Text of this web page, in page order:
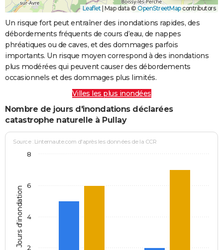
Leaflet | Map data © OpenStreetMapcontributors
Un risque fort peut entraîner des inondations rapides, des
débordements fréquents de cours d’eau, de nappes
phréatiques ou de caves, et des dommages parfois
importants. Un risque moyen correspond à des inondations
plus modérées qui peuvent causer des débordements
occasionnels et des dommages plus limités.
Villes les plus inondées
Nombre de jours d'inondations déclarées
catastrophe naturelle à Pullay
Jours d'inondation
Source : Linternaute.com d'après les données de la CCR
2
4
6
8